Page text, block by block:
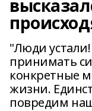
"Люди
принимать
конкретные
жизни.
повредим